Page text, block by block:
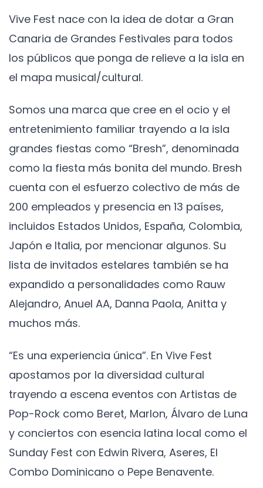
Vive Fest nace con la idea de dotar a Gran
Canaria de Grandes Festivales para todos
los públicos que ponga de relieve a la isla en
el mapa musical/cultural.
Somos una marca que cree en el ocio y el
entretenimiento familiar trayendo a la isla
grandes fiestas como “Bresh”, denominada
como la fiesta más bonita del mundo. Bresh
cuenta con el esfuerzo colectivo de más de
200 empleados y presencia en 13 países,
incluidos Estados Unidos, España, Colombia,
Japón e Italia, por mencionar algunos. Su
lista de invitados estelares también se ha
expandido a personalidades como Rauw
Alejandro, Anuel AA, Danna Paola, Anitta y
muchos más.
“Es una experiencia única”. En Vive Fest
apostamos por la diversidad cultural
trayendo a escena eventos con Artistas de
Pop-Rock como Beret, Marlon, Álvaro de Luna
y conciertos con esencia latina local como el
Sunday Fest con Edwin Rivera, Aseres, El
Combo Dominicano o Pepe Benavente.